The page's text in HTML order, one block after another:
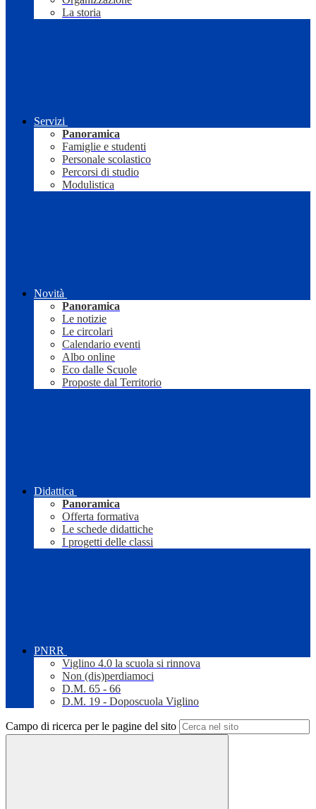
La storia
Servizi
Panoramica
Famiglie e studenti
Personale scolastico
Percorsi di studio
Modulistica
Novità
Panoramica
Le notizie
Le circolari
Calendario eventi
Albo online
Eco dalle Scuole
Proposte dal Territorio
Didattica
Panoramica
Offerta formativa
Le schede didattiche
I progetti delle classi
PNRR
Viglino 4.0 la scuola si rinnova
Non (dis)perdiamoci
D.M. 65 - 66
D.M. 19 - Doposcuola Viglino
Campo di ricerca per le pagine del sito